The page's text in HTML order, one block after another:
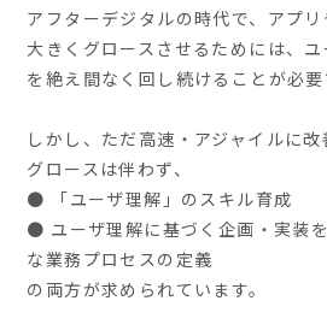
アフターデジタルの時代で、アプ
大きくグロースさせるためには、
を絶え間なく回し続けることが必要
しかし、ただ高速・アジャイルに
グロースは伴わず、
● 「ユーザ理解」のスキル育成
● ユーザ理解に基づく企画・実装
な業務プロセスの定義
の両方が求められています。